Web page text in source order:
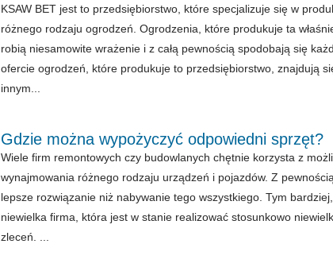
KSAW BET jest to przedsiębiorstwo, które specjalizuje się w
różnego rodzaju ogrodzeń. Ogrodzenia, które produkuje ta
robią niesamowite wrażenie i z całą pewnością spodobają się
ofercie ogrodzeń, które produkuje to przedsiębiorstwo, znajdują
innym...
Gdzie można wypożyczyć odpowiedni sprzęt?
Wiele firm remontowych czy budowlanych chętnie korzysta z
wynajmowania różnego rodzaju urządzeń i pojazdów. Z
lepsze rozwiązanie niż nabywanie tego wszystkiego. Tym
niewielka firma, która jest w stanie realizować stosunkowo
zleceń. ...